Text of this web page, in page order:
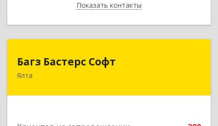
Показать контакты
Назад
Багз Бастерс Софт
Ялта
Багз Бастерс Софт
298603, Крым Респ, Ялта г, Свердлова ул, дом №